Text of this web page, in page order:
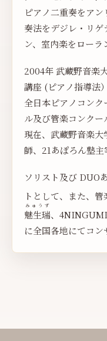
ピアノ二重奏をア
奏法をデジレ・リゲ
ン、室内楽をローラ
2004年 武蔵野音楽
講座 (ピアノ指導法
全日本ピアノコン
ル及び管楽コンクー
現在、武蔵野音楽
師、21あぽろん塾主
ソリスト及び DUO
トとして、また、管
魅生瑞
みゅうず
、
に全国各地にてコン